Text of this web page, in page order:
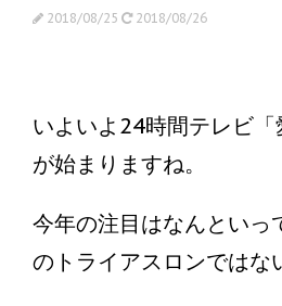
2018/08/25 2018/08/26
いよいよ24時間テレビ「
が始まりますね。
今年の注目はなんといっ
のトライアスロンではな